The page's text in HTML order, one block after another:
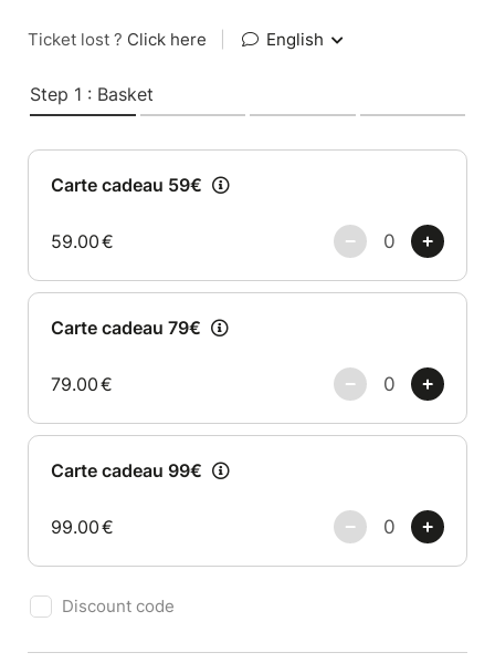
Ticket lost ? Click here English
Step 1 : Basket
Carte cadeau 59€
59.00€
Carte cadeau 79€
79.00€
Carte cadeau 99€
99.00€
Discount code